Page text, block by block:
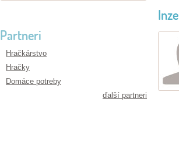
Partneri
Hračkárstvo
Hračky
Domáce potreby
ďalší partneri